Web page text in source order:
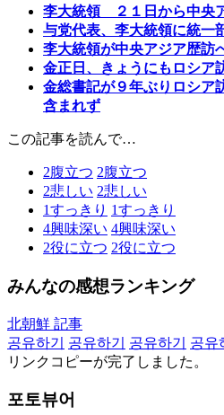
李大統領 ２１日から中央
与党代表、李大統領に統一
李大統領が中央アジア歴訪
金正日、きょうにもロシア
金総書記が９年ぶりロシア
含まれず
この記事を読んで…
2腹立つ 2腹立つ
2悲しい 2悲しい
1すっきり 1すっきり
4興味深い 4興味深い
2役に立つ 2役に立つ
みんなの感想ランキング
北朝鮮 記事
공유하기
공유하기 공유하기 공유
リンクコピーが完了しました。
포토뷰어